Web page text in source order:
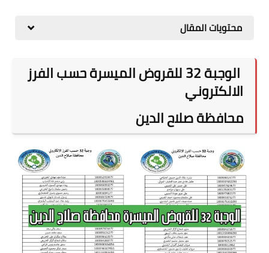
محتويات المقال
الوجبة 32 للقروض الميسرة حسب الفرز
الالكتروني
محافظة صلاح الدين